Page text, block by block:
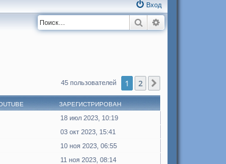
Вход
Поиск
45 пользователей 1 2
ЗАРЕГИСТРИРОВАН
18 июл 2023, 10:19
03 окт 2023, 15:41
10 ноя 2023, 06:55
11 ноя 2023, 08:14